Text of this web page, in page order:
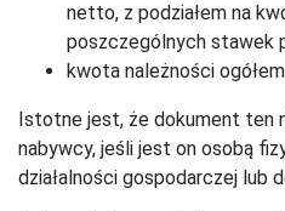
netto, z podziałem na
poszczególnych stawek
kwota należności
Istotne jest, że dokument ten
nabywcy, jeśli jest on osobą
działalności gospodarczej lub